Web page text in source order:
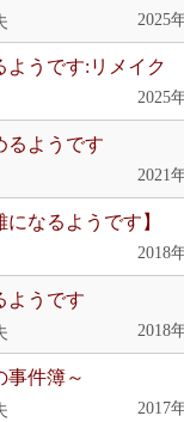
2025
うです:リメイク
2025
るようです
2021
なるようです】
2018
ようです
2018
事件簿～
2017